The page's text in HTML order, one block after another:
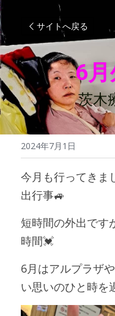
サイトへ戻る
6月
茨木
2024年7月1日
今月も行ってきま
出行事🚙
短時間の外出です
時間💓
6月はアルプラザ
い思いのひと時を